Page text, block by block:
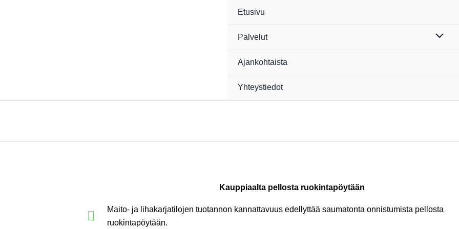
Etusivu
Palvelut
Ajankohtaista
Yhteystiedot
Kauppiaalta pellosta ruokintapöytään
Maito- ja lihakarjatilojen tuotannon kannattavuus edellyttää saumatonta onnistumista pellosta
ruokintapöytään.